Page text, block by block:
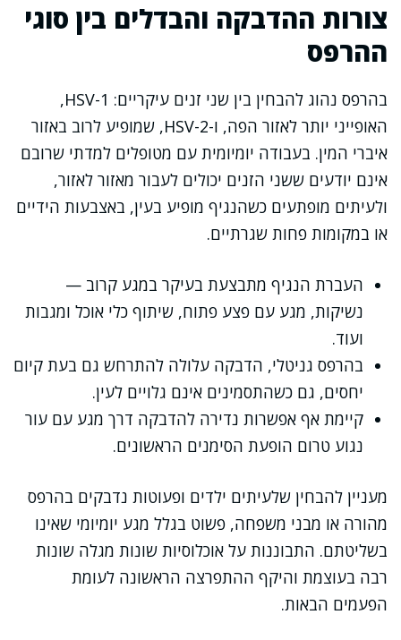
צורות ההדבקה והבדלים בין סוגי
ההרפס
בהרפס נהוג להבחין בין שני זנים עיקריים: HSV-1,
האופייני יותר לאזור הפה, ו-HSV-2, שמופיע לרוב באזור
איברי המין. בעבודה יומיומית עם מטופלים למדתי שרובם
אינם יודעים ששני הזנים יכולים לעבור מאזור לאזור,
ולעיתים מופתעים כשהנגיף מופיע בעין, באצבעות הידיים
או במקומות פחות שגרתיים.
העברת הנגיף מתבצעת בעיקר במגע קרוב —
נשיקות, מגע עם פצע פתוח, שיתוף כלי אוכל ומגבות
ועוד.
בהרפס גניטלי, הדבקה עלולה להתרחש גם בעת קיום
יחסים, גם כשהתסמינים אינם גלויים לעין.
קיימת אף אפשרות נדירה להדבקה דרך מגע עם עור
נגוע טרום הופעת הסימנים הראשונים.
מעניין להבחין שלעיתים ילדים ופעוטות נדבקים בהרפס
מהורה או מבני משפחה, פשוט בגלל מגע יומיומי שאינו
בשליטתם. התבוננות על אוכלוסיות שונות מגלה שונות
רבה בעוצמת והיקף ההתפרצה הראשונה לעומת
הפעמים הבאות.